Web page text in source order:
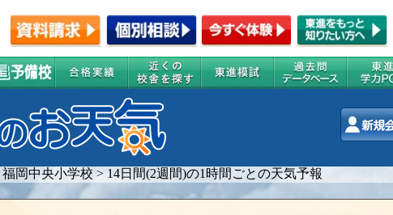
福岡中央小学校 > 14日間(2週間)の1時間ごとの天気予報